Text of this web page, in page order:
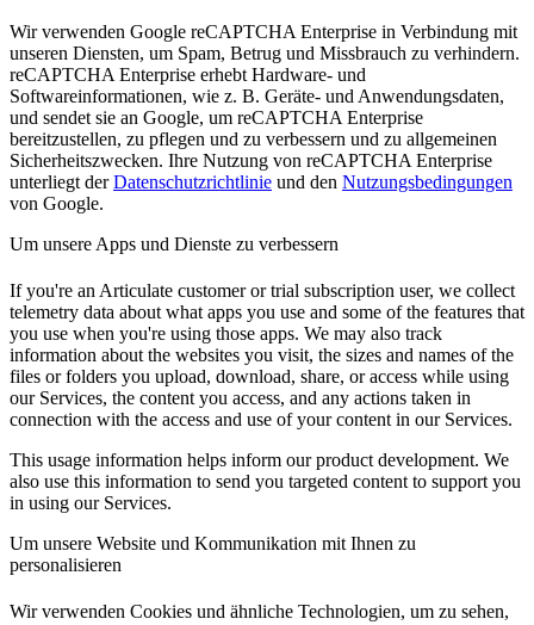
Wir verwenden Google reCAPTCHA Enterprise in Verbindung mit
unseren Diensten, um Spam, Betrug und Missbrauch zu verhindern.
reCAPTCHA Enterprise erhebt Hardware- und
Softwareinformationen, wie z. B. Geräte- und Anwendungsdaten,
und sendet sie an Google, um reCAPTCHA Enterprise
bereitzustellen, zu pflegen und zu verbessern und zu allgemeinen
Sicherheitszwecken. Ihre Nutzung von reCAPTCHA Enterprise
unterliegt derDatenschutzrichtlinie und den Nutzungsbedingungen
von Google.
Um unsere Apps und Dienste zu verbessern
If you're an Articulate customer or trial subscription user, we collect
telemetry data about what apps you use and some of the features that
you use when you're using those apps. We may also track
information about the websites you visit, the sizes and names of the
files or folders you upload, download, share, or access while using
our Services, the content you access, and any actions taken in
connection with the access and use of your content in our Services.
This usage information helps inform our product development. We
also use this information to send you targeted content to support you
in using our Services.
Um unsere Website und Kommunikation mit Ihnen zu
personalisieren
Wir verwenden Cookies und ähnliche Technologien, um zu sehen,